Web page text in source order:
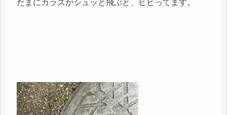
たまにカラスがシュッと飛ぶと、ビビってます。